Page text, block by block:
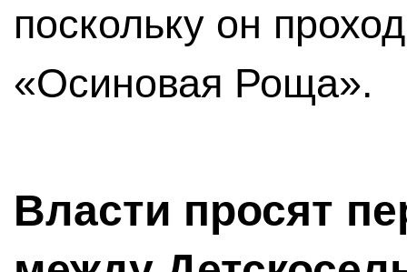
поскольку он
«Осиновая Роща».
Власти просят